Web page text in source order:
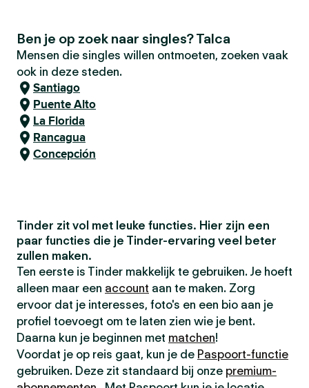
Ben je op zoek naar singles? Talca
Mensen die singles willen ontmoeten, zoeken vaak
ook in deze steden.
Santiago
Puente Alto
La Florida
Rancagua
Concepción
Tinder zit vol met leuke functies. Hier zijn een
paar functies die je Tinder-ervaring veel beter
zullen maken.
Ten eerste is Tinder makkelijk te gebruiken. Je hoeft
alleen maar een account aan te maken. Zorg
ervoor dat je interesses, foto's en een bio aan je
profiel toevoegt om te laten zien wie je bent.
Daarna kun je beginnen met matchen!
Voordat je op reis gaat, kun je de Paspoort-functie
gebruiken. Deze zit standaard bij onze premium-